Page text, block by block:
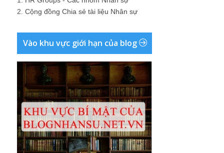
2. Cộng đồng Chia sẻ tài liệu Nhân sự
Vào khu vực giới hạn của blog